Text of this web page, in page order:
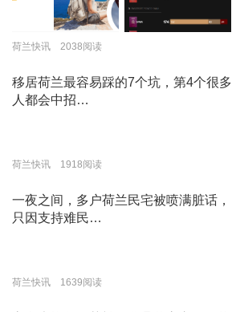
荷兰快讯 2038阅读
移居荷兰最容易踩的7个坑，第4个很多
人都会中招…
荷兰快讯 1918阅读
一夜之间，多户荷兰民宅被喷满脏话，
只因支持难民…
荷兰快讯 1639阅读